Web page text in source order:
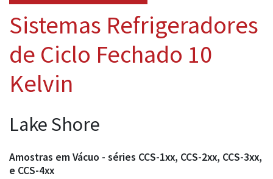
Sistemas Refrigeradores
de Ciclo Fechado 10
Kelvin
Lake Shore
Amostras em Vácuo - séries CCS-1xx, CCS-2xx, CCS-3xx,
e CCS-4xx